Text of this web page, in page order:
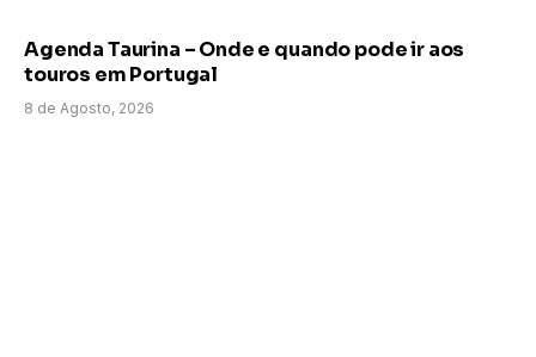
Agenda Taurina – Onde e quando pode ir aos
touros em Portugal
8 de Agosto, 2026